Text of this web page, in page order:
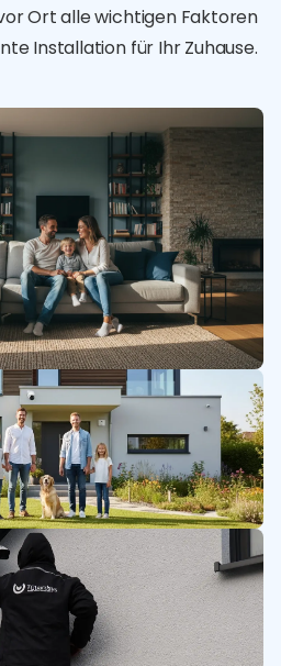
Ort alle wichtigen Faktoren
Installation für Ihr Zuhause.